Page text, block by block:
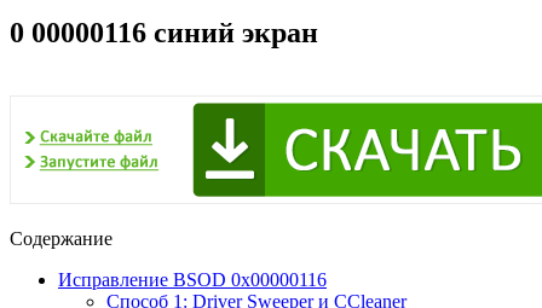
0 00000116 синий экран
Содержание
Исправление BSOD 0х00000116
Способ 1: Driver Sweeper и CCleaner